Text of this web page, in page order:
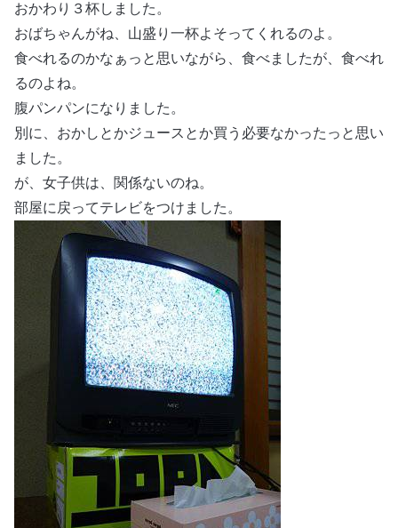
おかわり３杯しました。
おばちゃんがね、山盛り一杯よそってくれるのよ。
食べれるのかなぁっと思いながら、食べましたが、食べれ
るのよね。
腹パンパンになりました。
別に、おかしとかジュースとか買う必要なかったっと思い
ました。
が、女子供は、関係ないのね。
部屋に戻ってテレビをつけました。